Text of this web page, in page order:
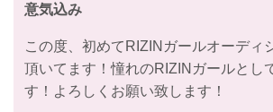
意気込み
この度、初めてRIZINガールオーディ
頂いてます！憧れのRIZINガールとし
す！よろしくお願い致します！